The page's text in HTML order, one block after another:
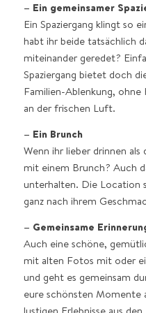
– Ein gemeinsamer
Ein Spaziergang klingt so
habt ihr beide tatsächlich
miteinander geredet?
Spaziergang bietet doch
Familien-Ablenkung,
an der frischen Luft.
– Ein Brunch
Wenn ihr lieber drinnen als
mit einem Brunch? Auch
unterhalten. Die Location
ganz nach ihrem
– Gemeinsame
Auch eine schöne,
mit alten Fotos mit oder
und geht es gemeinsam
eure schönsten Momente